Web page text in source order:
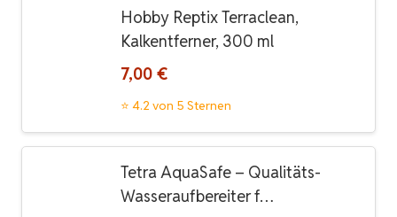
Hobby Reptix Terraclean,
Kalkentferner, 300 ml
7,00 €
⭐ 4.2 von 5 Sternen
Tetra AquaSafe – Qualitäts-
Wasseraufbereiter f…